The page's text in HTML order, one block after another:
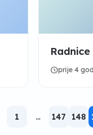
scheduleprije 4
1 ... 147 148